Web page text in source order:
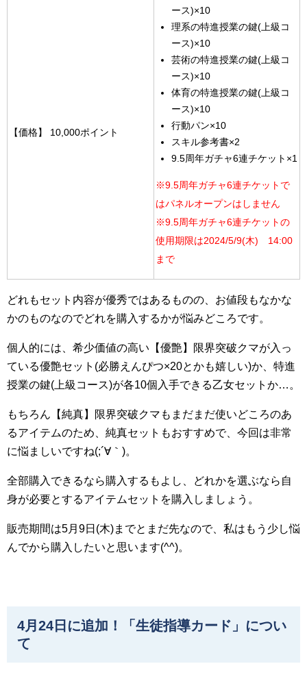
【価格】 10,000ポイント
ース)×10
理系の特進授業の鍵(上級コ
ース)×10
芸術の特進授業の鍵(上級コ
ース)×10
体育の特進授業の鍵(上級コ
ース)×10
行動パン×10
スキル参考書×2
9.5周年ガチャ6連チケット×1
※9.5周年ガチャ6連チケットで
はパネルオープンはしません
※9.5周年ガチャ6連チケットの
使用期限は2024/5/9(木) 14:00
まで
どれもセット内容が優秀ではあるものの、お値段もなかな
かのものなのでどれを購入するかが悩みどころです。
個人的には、希少価値の高い【優艶】限界突破クマが入っ
ている優艶セット(必勝えんぴつ×20とかも嬉しい)か、特進
授業の鍵(上級コース)が各10個入手できる乙女セットか…。
もちろん【純真】限界突破クマもまだまだ使いどころのあ
るアイテムのため、純真セットもおすすめで、今回は非常
に悩ましいですね(;´∀｀)。
全部購入できるなら購入するもよし、どれかを選ぶなら自
身が必要とするアイテムセットを購入しましょう。
販売期間は5月9日(木)までとまだ先なので、私はもう少し悩
んでから購入したいと思います(^^)。
4月24日に追加！「生徒指導カード」につい
て